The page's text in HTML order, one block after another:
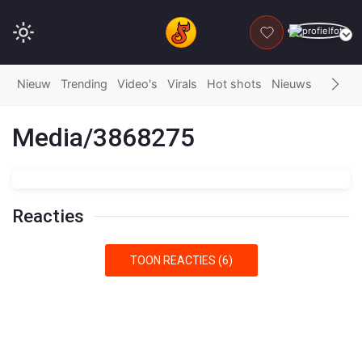
DONEER
Nieuw Trending Video's Virals Hot shots Nieuws Fails
Media/3868275
Reacties
TOON REACTIES (6)